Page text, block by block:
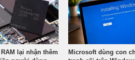
lại nhận thêm
Microsoft dùng con